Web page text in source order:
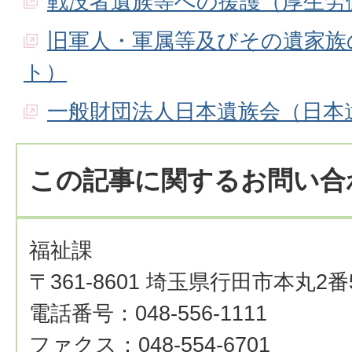
旧軍人・軍属等及びその遺家
ト）
一般財団法人日本遺族会（日
この記事に関するお問い
福祉課
〒361-8601 埼玉県行田市本丸2
電話番号：048-556-1111
ファクス：048-554-6701